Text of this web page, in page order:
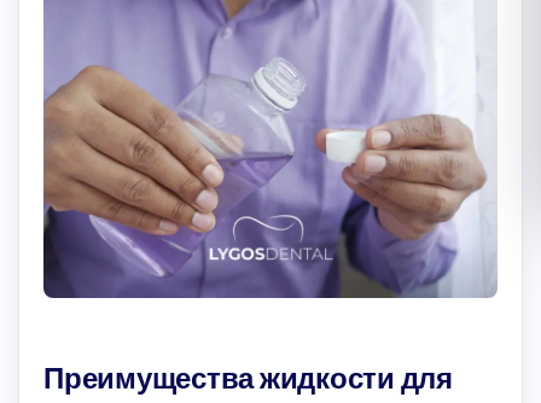
Преимущества жидкости для